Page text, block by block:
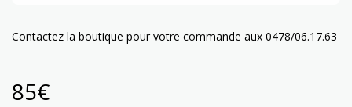
Contactez la boutique pour votre commande aux 0478/06.17.63
85€